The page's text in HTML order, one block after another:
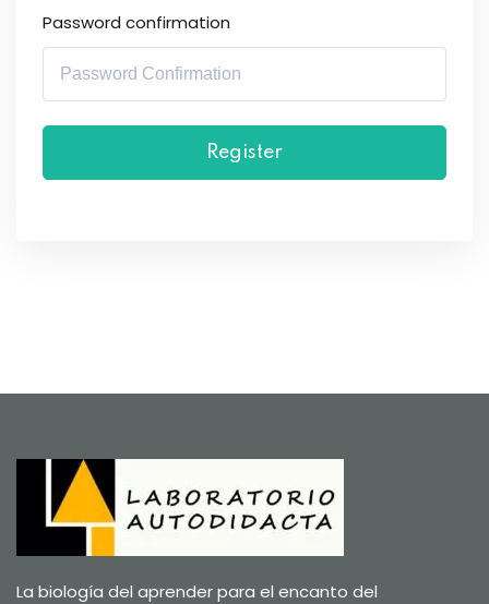
Password confirmation
Register
La biología del aprender para el encanto del